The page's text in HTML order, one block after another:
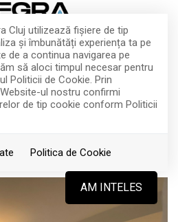
Cluj utilizează fişiere de tip
și îmbunătăți experiența ta pe
de a continua navigarea pe
să aloci timpul necesar pentru
Politicii de Cookie. Prin
ul nostru confirmi
de tip cookie conform Politicii
Politica de Cookie
AM INTELES
Cluj-Napoca Zorilor
2 Camere,
Depozitare